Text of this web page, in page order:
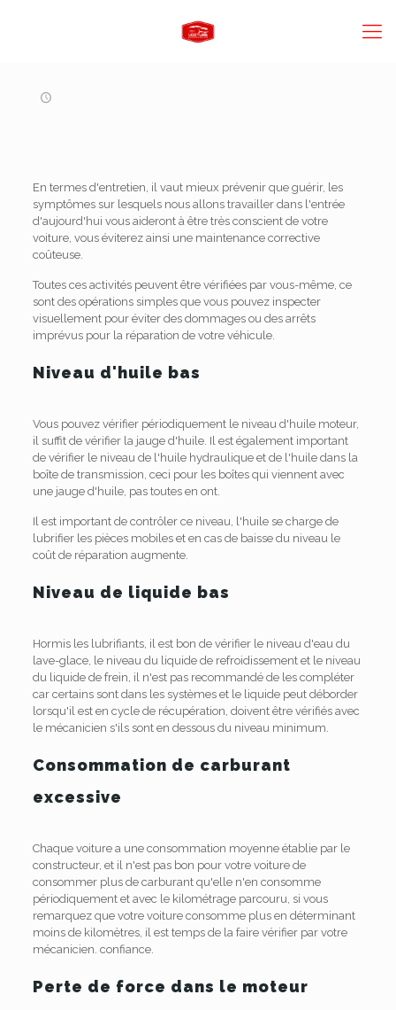
En termes d'entretien, il vaut mieux prévenir que guérir, les
symptômes sur lesquels nous allons travailler dans l'entrée
d'aujourd'hui vous aideront à être très conscient de votre
voiture, vous éviterez ainsi une maintenance corrective
coûteuse.
Toutes ces activités peuvent être vérifiées par vous-même, ce
sont des opérations simples que vous pouvez inspecter
visuellement pour éviter des dommages ou des arrêts
imprévus pour la réparation de votre véhicule.
Niveau d'huile bas
Vous pouvez vérifier périodiquement le niveau d'huile moteur,
il suffit de vérifier la jauge d'huile. Il est également important
de vérifier le niveau de l'huile hydraulique et de l'huile dans la
boîte de transmission, ceci pour les boîtes qui viennent avec
une jauge d'huile, pas toutes en ont.
Il est important de contrôler ce niveau, l'huile se charge de
lubrifier les pièces mobiles et en cas de baisse du niveau le
coût de réparation augmente.
Niveau de liquide bas
Hormis les lubrifiants, il est bon de vérifier le niveau d'eau du
lave-glace, le niveau du liquide de refroidissement et le niveau
du liquide de frein, il n'est pas recommandé de les compléter
car certains sont dans les systèmes et le liquide peut déborder
lorsqu'il est en cycle de récupération, doivent être vérifiés avec
le mécanicien s'ils sont en dessous du niveau minimum.
Consommation de carburant
excessive
Chaque voiture a une consommation moyenne établie par le
constructeur, et il n'est pas bon pour votre voiture de
consommer plus de carburant qu'elle n'en consomme
périodiquement et avec le kilométrage parcouru, si vous
remarquez que votre voiture consomme plus en déterminant
moins de kilomètres, il est temps de la faire vérifier par votre
mécanicien. confiance.
Perte de force dans le moteur